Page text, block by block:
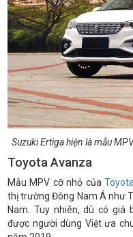
Suzuki Ertiga hiện là mẫu
Toyota Avanza
Mẫu MPV cỡ nhỏ của Toyota
thị trường Đông Nam Á như
Nam. Tuy nhiên, dù có giá
được người dùng Việt ưa